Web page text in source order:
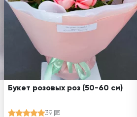
Букет розовых роз (50-60 см)
39